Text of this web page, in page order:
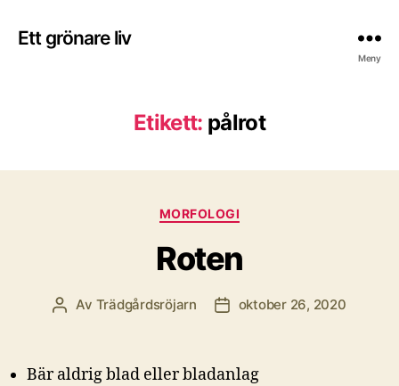
Ett grönare liv
Meny
Etikett: pålrot
Kategorier
MORFOLOGI
Roten
Inläggsförfattare
Av Trädgårdsröjarn Inläggsdatum
oktober 26, 2020
Bär aldrig blad eller bladanlag